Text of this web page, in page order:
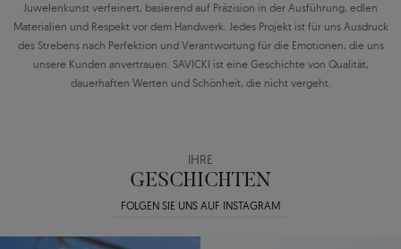
Juwelenkunst verfeinert, basierend auf Präzision in der Ausführung, edlen
Materialien und Respekt vor dem Handwerk. Jedes Projekt ist für uns Ausdruck
des Strebens nach Perfektion und Verantwortung für die Emotionen, die uns
unsere Kunden anvertrauen. SAVICKI ist eine Geschichte von Qualität,
dauerhaften Werten und Schönheit, die nicht vergeht.
IHRE
GESCHICHTEN
FOLGEN SIE UNS AUF INSTAGRAM